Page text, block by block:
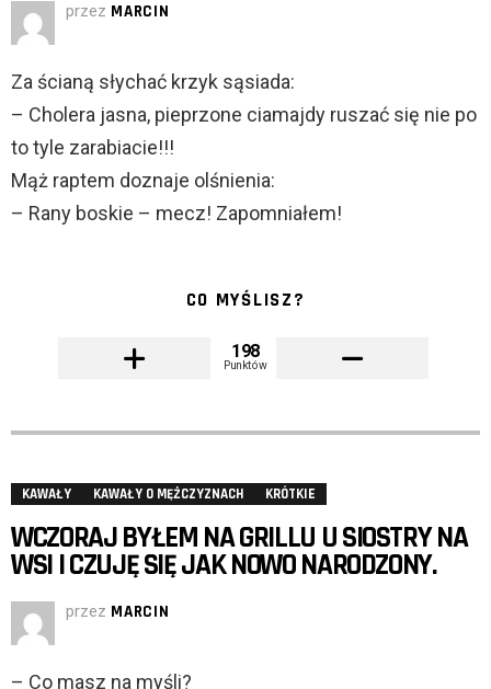
przez MARCIN
Za ścianą słychać krzyk sąsiada:
– Cholera jasna, pieprzone ciamajdy ruszać się nie po
to tyle zarabiacie!!!
Mąż raptem doznaje olśnienia:
– Rany boskie – mecz! Zapomniałem!
CO MYŚLISZ?
198
Punktów
KAWAŁY KAWAŁY O MĘŻCZYZNACH KRÓTKIE
WCZORAJ BYŁEM NA GRILLU U SIOSTRY NA
WSI I CZUJĘ SIĘ JAK NOWO NARODZONY.
przez MARCIN
– Co masz na myśli?